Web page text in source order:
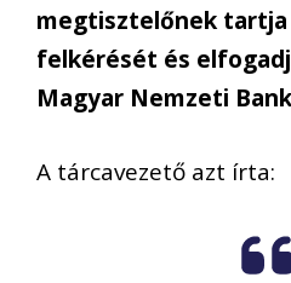
megtisztelőnek
felkérését és
Magyar Nemzeti
A tárcavezető azt írta: